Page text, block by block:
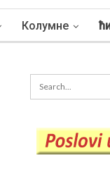
Колумне